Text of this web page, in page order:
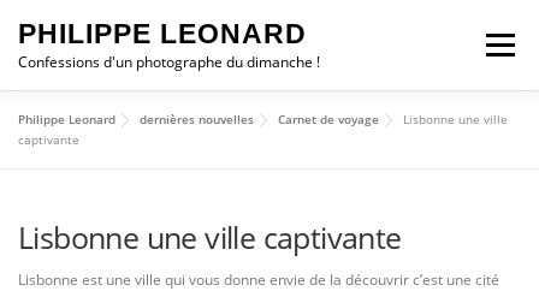
contenu
PHILIPPE LEONARD
Confessions d'un photographe du dimanche !
Menu
ESCAPADES
STATION MÉTÉO WEBCAM
Philippe Leonard dernières nouvelles Carnet de voyage
Lisbonne une ville
captivante
Lisbonne une ville captivante
Lisbonne est une ville qui vous donne envie de la découvrir c’est une cité